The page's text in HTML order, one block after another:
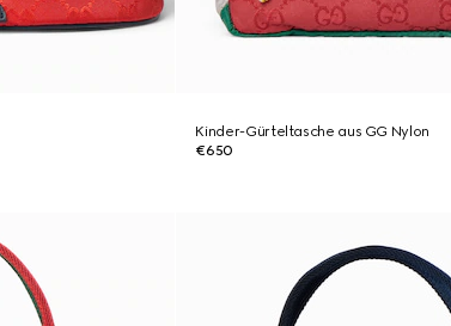
Kinder-Gürteltasche aus GG Nylon
€650